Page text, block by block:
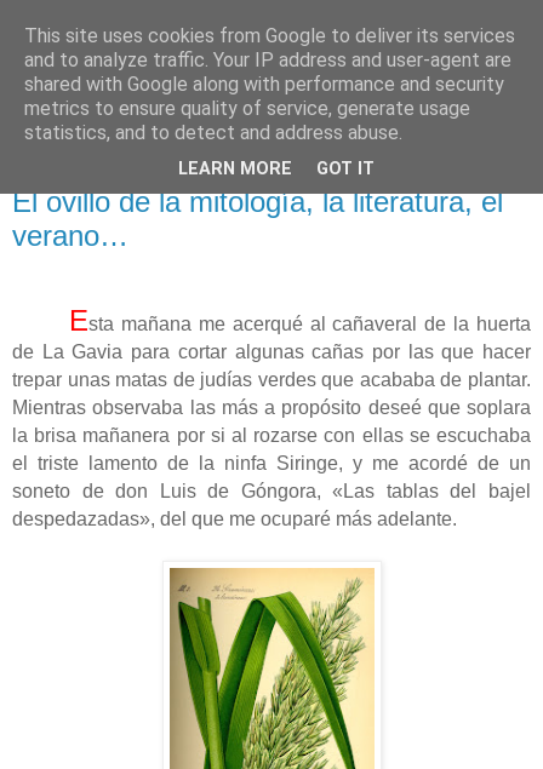
El pisapapeles de Karlsbad
Páginas de un escritor rural
martes, 30 de julio de 2019
El ovillo de la mitología, la literatura, el
verano…
Esta mañana me acerqué al cañaveral de la huerta
de La Gavia para cortar algunas cañas por las que hacer
trepar unas matas de judías verdes que acababa de plantar.
Mientras observaba las más a propósito deseé que soplara
la brisa mañanera por si al rozarse con ellas se escuchaba
el triste lamento de la ninfa Siringe, y me acordé de un
soneto de don Luis de Góngora, «Las tablas del bajel
despedazadas», del que me ocuparé más adelante.
This site uses cookies from Google to deliver its services
and to analyze traffic. Your IP address and user-agent are
shared with Google along with performance and security
metrics to ensure quality of service, generate usage
statistics, and to detect and address abuse.
LEARN MORE GOT IT